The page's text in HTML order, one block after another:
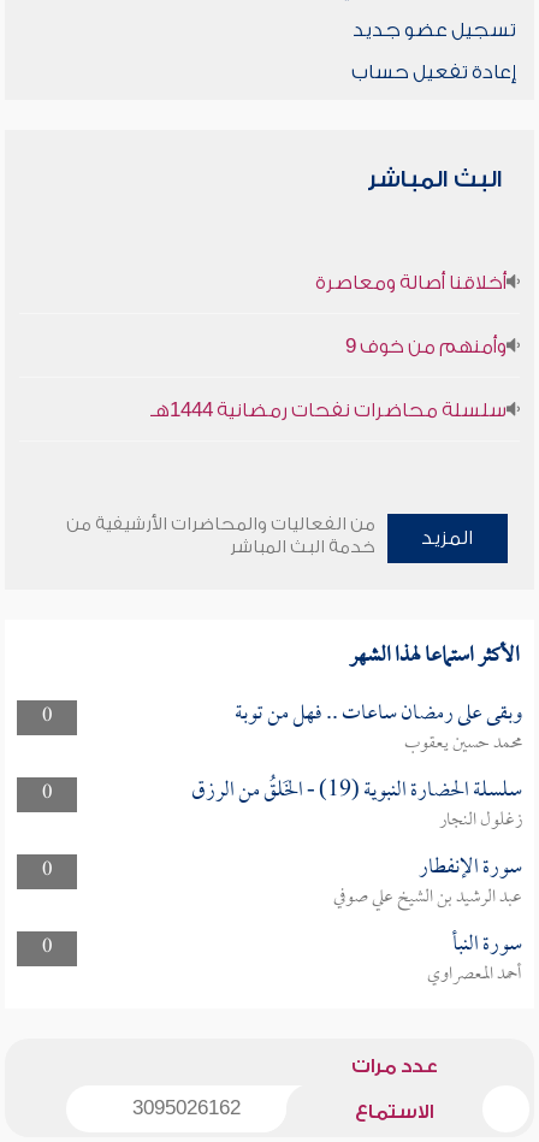
تسجيل عضو جديد
إعادة تفعيل حساب
البث المباشر
أخلاقنا أصالة ومعاصرة
وأمنهم من خوف 9
سلسلة محاضرات نفحات رمضانية 1444هـ
المزيد
من الفعاليات والمحاضرات الأرشيفية من
خدمة البث المباشر
الأكثر استماعا لهذا الشهر
0 وبقى على رمضان ساعات .. فهل من توبة
محمد حسين يعقوب
0
سلسلة الحضارة النبوية (19) - الخَلقُ من الرزق
زغلول النجار
0
سورة الإنفطار
عبد الرشيد بن الشيخ علي صوفي
0
سورة النبأ
أحمد المعصراوي
عدد مرات
الاستماع 3095026162